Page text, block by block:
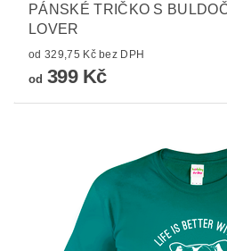
PÁNSKÉ TRIČKO S
LOVER
od 329,75 Kč bez DPH
od 399 Kč